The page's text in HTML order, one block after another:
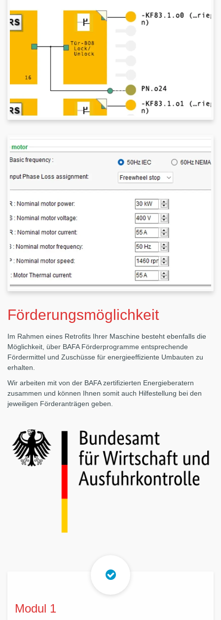
Förderungsmöglichkeit
Im Rahmen eines Retrofits Ihrer Maschine besteht ebenfalls die
Möglichkeit, über BAFA Förderprogramme entsprechende
Fördermittel und Zuschüsse für energieeffiziente Umbauten zu
erhalten.
Wir arbeiten mit von der BAFA zertifizierten Energieberatern
zusammen und können Ihnen somit auch Hilfestellung bei den
jeweiligen Förderanträgen geben.
Modul 1